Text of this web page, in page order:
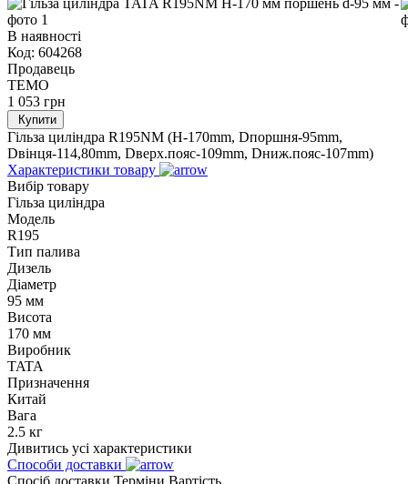
В наявності
Код: 604268
Продавець
TEMO
1 053 грн
Купити
Гільза циліндра R195NM (H-170mm, Dпоршня-95mm,
Dвінця-114,80mm, Dверх.пояс-109mm, Dниж.пояс-107mm)
Характеристики товару
Вибір товару
Гільза циліндра
Модель
R195
Тип палива
Дизель
Діаметр
95 мм
Висота
170 мм
Виробник
TATA
Призначення
Китай
Вага
2.5 кг
Дивитись усі характеристики
Способи доставки
Спосіб доставки Терміни Вартість